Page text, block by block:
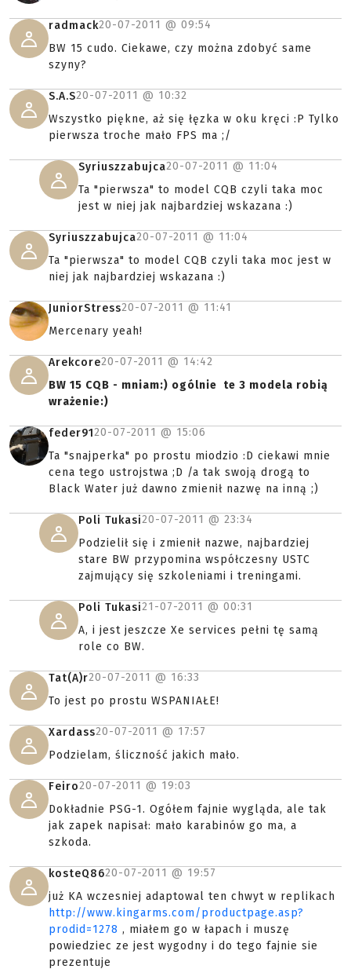
radmack20-07-2011 @ 09:54
BW 15 cudo. Ciekawe, czy można zdobyć same
szyny?
S.A.S20-07-2011 @ 10:32
Wszystko piękne, aż się łęzka w oku kręci :P Tylko
pierwsza troche mało FPS ma ;/
Syriuszzabujca20-07-2011 @ 11:04
Ta "pierwsza" to model CQB czyli taka moc
jest w niej jak najbardziej wskazana :)
Syriuszzabujca20-07-2011 @ 11:04
Ta "pierwsza" to model CQB czyli taka moc jest w
niej jak najbardziej wskazana :)
JuniorStress20-07-2011 @ 11:41
Mercenary yeah!
Arekcore20-07-2011 @ 14:42
BW 15 CQB - mniam:) ogólnie te 3 modela robią
wrażenie:)
feder9120-07-2011 @ 15:06
Ta "snajperka" po prostu miodzio :D ciekawi mnie
cena tego ustrojstwa ;D /a tak swoją drogą to
Black Water już dawno zmienił nazwę na inną ;)
Poli Tukasi20-07-2011 @ 23:34
Podzielił się i zmienił nazwe, najbardziej
stare BW przypomina współczesny USTC
zajmujący się szkoleniami i treningami.
Poli Tukasi21-07-2011 @ 00:31
A, i jest jeszcze Xe services pełni tę samą
role co BW.
Tat(A)r20-07-2011 @ 16:33
To jest po prostu WSPANIAŁE!
Xardass20-07-2011 @ 17:57
Podzielam, śliczność jakich mało.
Feiro20-07-2011 @ 19:03
Dokładnie PSG-1. Ogółem fajnie wygląda, ale tak
jak zapek napisał: mało karabinów go ma, a
szkoda.
kosteQ8620-07-2011 @ 19:57
już KA wczesniej adaptowal ten chwyt w replikach
http://www.kingarms.com/productpage.asp?
prodid=1278 , miałem go w łapach i muszę
powiedziec ze jest wygodny i do tego fajnie sie
prezentuje